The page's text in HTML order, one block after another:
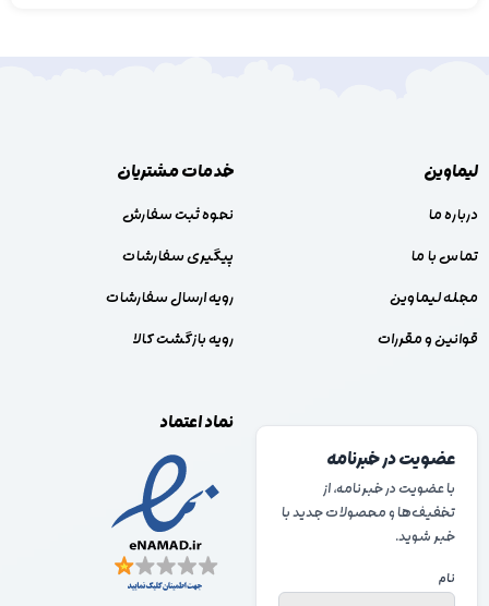
لیماوین
درباره ما
تماس با ما
مجله لیماوین
قوانین و مقررات
خدمات مشتریان
نحوه ثبت سفارش
پیگیری سفارشات
رویه ارسال سفارشات
رویه بازگشت کالا
عضویت در خبرنامه
با عضویت در خبرنامه، از
تخفیف‌ها و محصولات جدید با
خبر شوید.
نام
نماد اعتماد